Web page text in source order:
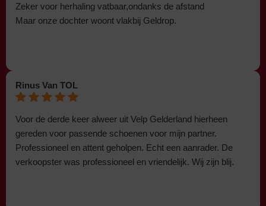
Zeker voor herhaling vatbaar,ondanks de afstand
Maar onze dochter woont vlakbij Geldrop.
Rinus Van TOL
Voor de derde keer alweer uit Velp Gelderland hierheen
gereden voor passende schoenen voor mijn partner.
Professioneel en attent geholpen. Echt een aanrader. De
verkoopster was professioneel en vriendelijk. Wij zijn blij.